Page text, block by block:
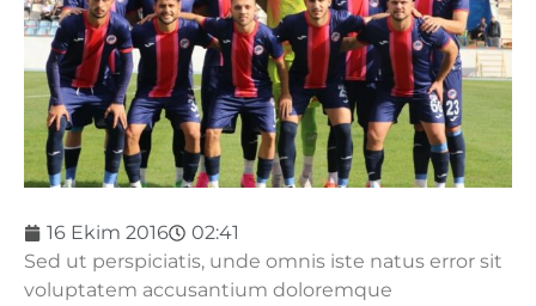
16 Ekim 2016
02:41
Sed ut perspiciatis, unde omnis iste natus error sit
voluptatem accusantium doloremque